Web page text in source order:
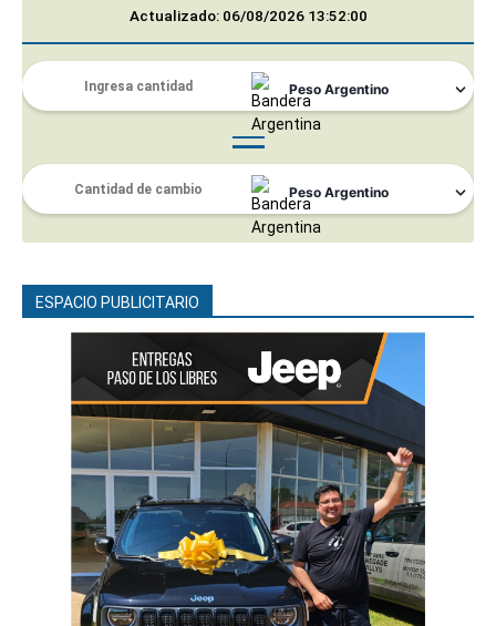
Actualizado: 06/08/2026 13:52:00
ESPACIO PUBLICITARIO